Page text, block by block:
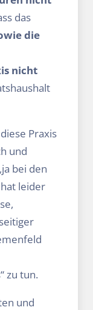
das
die
nicht
Praxis
und
bei den
leider
zu tun.
und